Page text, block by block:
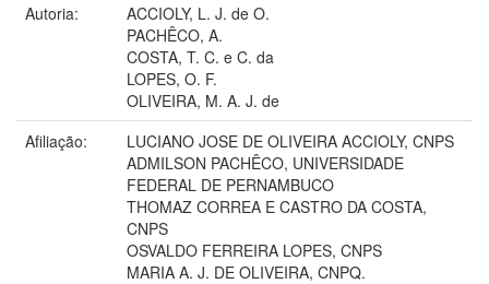
Autoria:
ACCIOLY, L. J. de O.
PACHÊCO, A.
COSTA, T. C. e C. da
LOPES, O. F.
OLIVEIRA, M. A. J. de
Afiliação:
LUCIANO JOSE DE OLIVEIRA ACCIOLY, CNPS
ADMILSON PACHÊCO, UNIVERSIDADE
FEDERAL DE PERNAMBUCO
THOMAZ CORREA E CASTRO DA COSTA,
CNPS
OSVALDO FERREIRA LOPES, CNPS
MARIA A. J. DE OLIVEIRA, CNPQ.